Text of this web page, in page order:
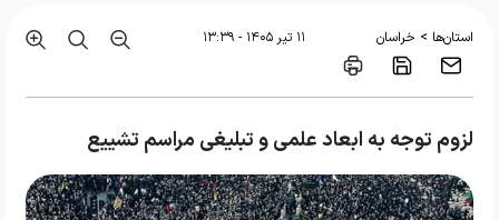
استان‌ها > خراسان ۱۱ تير ۱۴۰۵ - ۱۳:۳۹
لزوم توجه به ابعاد علمی و تبلیغی مراسم تشییع